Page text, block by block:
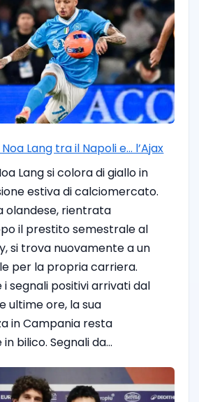
Noa Lang tra il Napoli e… l’Ajax
Lang si colora di giallo in
estiva di calciomercato.
olandese, rientrata
il prestito semestrale al
si trova nuovamente a un
per la propria carriera.
segnali positivi arrivati dal
ultime ore, la sua
in Campania resta
bilico. Segnali da…